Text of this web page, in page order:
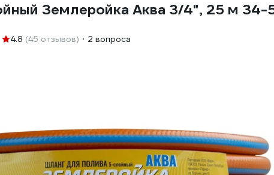
Землеройка Аква 3/4", 25 м 34-
4.8 (45 отзывов) 2 вопроса